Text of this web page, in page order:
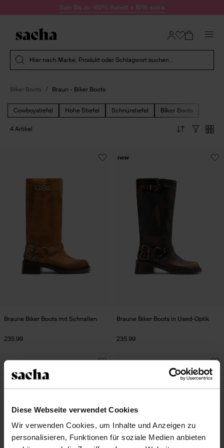
Diese Webseite verwendet Cookies
Wir verwenden Cookies, um Inhalte und Anzeigen zu
personalisieren, Funktionen für soziale Medien anbieten
Zum Inhalt springenSale Bis zu -60% Rabatt + 10% extra
Hier nach Marke, Produkt oder Schlagwort suchen...
Biker Boots Braun - Biker Boots
Cowboystiefel Hohe Stiefel Schnürstiefel Biker Boots
4 Artikel
Braune Biker Boots mit Schnallen
235.99
Braune Biker Boots in Used-Optik
235.99
new